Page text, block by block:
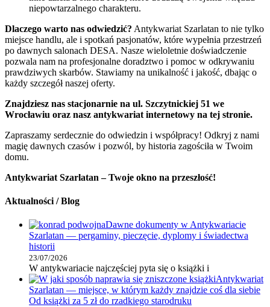
niepowtarzalnego charakteru.
Dlaczego warto nas odwiedzić? Antykwariat Szarlatan to nie tylko
miejsce handlu, ale i spotkań pasjonatów, które wypełnia przestrzeń
po dawnych salonach DESA. Nasze wieloletnie doświadczenie
pozwala nam na profesjonalne doradztwo i pomoc w odkrywaniu
prawdziwych skarbów. Stawiamy na unikalność i jakość, dbając o
każdy szczegół naszej oferty.
Znajdziesz nas stacjonarnie na ul. Szczytnickiej 51 we
Wrocławiu oraz nasz antykwariat internetowy na tej stronie.
Zapraszamy serdecznie do odwiedzin i współpracy! Odkryj z nami
magię dawnych czasów i pozwól, by historia zagościła w Twoim
domu.
Antykwariat Szarlatan – Twoje okno na przeszłość!
Aktualności / Blog
Dawne dokumenty w Antykwariacie
Szarlatan — pergaminy, pieczęcie, dyplomy i świadectwa
historii
23/07/2026
W antykwariacie najczęściej pyta się o książki i
Antykwariat
Szarlatan — miejsce, w którym każdy znajdzie coś dla siebie
Od książki za 5 zł do rzadkiego starodruku